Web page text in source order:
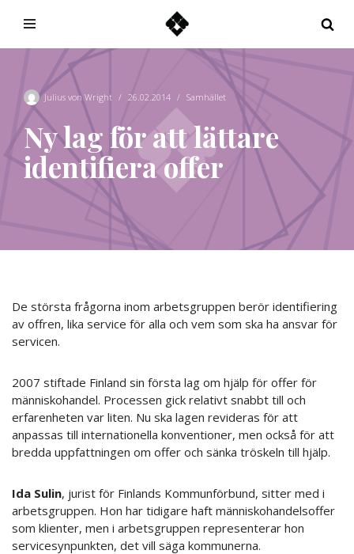
Julius von Wright 26.02.2014 Samhället
Ny lag för att lättare
identifiera offer
De största frågorna inom arbetsgruppen berör identifiering
av offren, lika service för alla och vem som ska ha ansvar för
servicen.
2007 stiftade Finland sin första lag om hjälp för offer för
människohandel. Processen gick relativt snabbt till och
erfarenheten var liten. Nu ska lagen revideras för att
anpassas till internationella konventioner, men också för att
bredda uppfattningen om offer och sänka tröskeln till hjälp.
Ida Sulin, jurist för Finlands Kommunförbund, sitter med i
arbetsgruppen. Hon har tidigare haft människohandelsoffer
som klienter, men i arbetsgruppen representerar hon
servicesynpunkten, det vill säga kommunerna.